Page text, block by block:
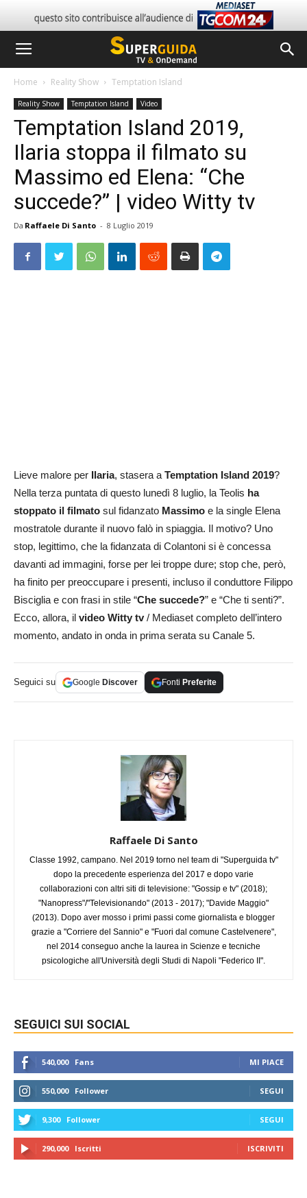
Home Reality Show Temptation Island
Reality Show Temptation Island Video
Temptation Island 2019,
Ilaria stoppa il filmato su
Massimo ed Elena: “Che
succede?” | video Witty tv
Da Raffaele Di Santo - 8 Luglio 2019
Lieve malore per Ilaria, stasera aTemptation Island 2019?
Nella terza puntata di questo lunedì 8 luglio, la Teolis ha
stoppato il filmato sul fidanzato Massimo e la single Elena
mostratole durante il nuovo falò in spiaggia. Il motivo? Uno
stop, legittimo, che la fidanzata di Colantoni si è concessa
davanti ad immagini, forse per lei troppe dure; stop che, però,
ha finito per preoccupare i presenti, incluso il conduttore Filippo
Bisciglia e con frasi in stile “Che succede?” e “Che ti senti?”.
Ecco, allora, il video Witty tv/ Mediaset completo dell’intero
momento, andato in onda in prima serata su Canale 5.
Seguici su Google Discover Fonti Preferite
Raffaele Di Santo
Classe 1992, campano. Nel 2019 torno nel team di "Superguida tv"
dopo la precedente esperienza del 2017 e dopo varie
collaborazioni con altri siti di televisione: "Gossip e tv" (2018);
"Nanopress"/"Televisionando" (2013 - 2017); "Davide Maggio"
(2013). Dopo aver mosso i primi passi come giornalista e blogger
grazie a "Corriere del Sannio" e "Fuori dal comune Castelvenere",
nel 2014 conseguo anche la laurea in Scienze e tecniche
psicologiche all'Università degli Studi di Napoli "Federico II".
SEGUICI SUI SOCIAL
540,000 Fans MI PIACE
550,000 Follower SEGUI
9,300 Follower SEGUI
290,000 Iscritti ISCRIVITI